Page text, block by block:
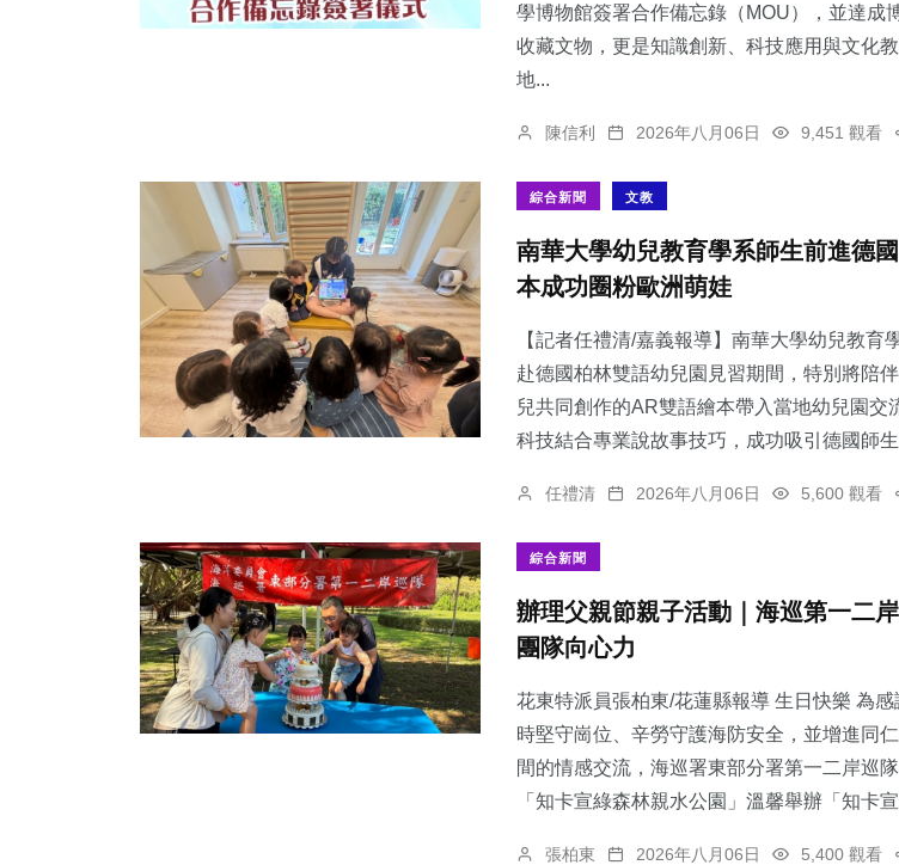
學博物館簽署合作備忘錄（MOU），並達成
收藏文物，更是知識創新、科技應用與文化
地...
陳信利 2026年八月06日 9,451 觀看
綜合新聞 文教
南華大學幼兒教育學系師生前進德
本成功圈粉歐洲萌娃
【記者任禮清/嘉義報導】南華大學幼兒教育
赴德國柏林雙語幼兒園見習期間，特別將陪
兒共同創作的AR雙語繪本帶入當地幼兒園交
科技結合專業說故事技巧，成功吸引德國師
任禮清 2026年八月06日 5,600 觀看
綜合新聞
辦理父親節親子活動｜海巡第一二
團隊向心力
花東特派員張柏東/花蓮縣報導 生日快樂 為
時堅守崗位、辛勞守護海防安全，並增進同
間的情感交流，海巡署東部分署第一二岸巡
「知卡宣綠森林親水公園」溫馨舉辦「知卡
張柏東 2026年八月06日 5,400 觀看